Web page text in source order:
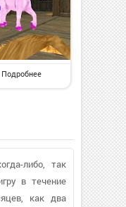
Подробнее
либо, так
в течение
как два